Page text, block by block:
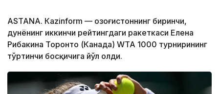
ASTANА. Кazinform — Қозоғистоннинг биринчи,
дунёнинг иккинчи рейтингдаги ракеткаси Елена
Рибакина Торонто (Канада) WТА 1000 турнирининг
тўртинчи босқичига йўл олди.